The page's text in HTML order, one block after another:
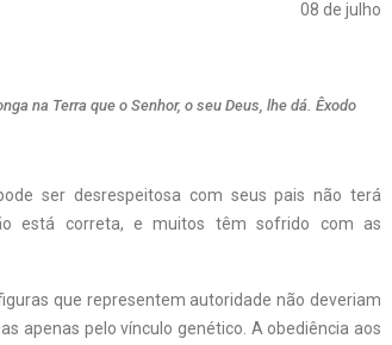
08 de julho
na Terra que o Senhor, o seu Deus, lhe dá. Êxodo
ser desrespeitosa com seus pais não terá
está correta, e muitos têm sofrido com as
que representem autoridade não deveriam
apenas pelo vínculo genético. A obediência aos